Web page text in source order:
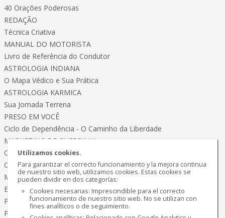
Utilizamos cookies.
Para garantizar el correcto funcionamiento y la mejora continua
de nuestro sitio web, utilizamos cookies. Estas cookies se
pueden dividir en dos categorías:
Cookies necesarias: Imprescindible para el correcto
funcionamiento de nuestro sitio web. No se utilizan con
fines analíticos o de seguimiento.
40 Orações Poderosas
REDAÇÃO
Técnica Criativa
MANUAL DO MOTORISTA
Livro de Referência do Condutor
ASTROLOGIA INDIANA
O Mapa Védico e Sua Prática
ASTROLOGIA KARMICA
Sua Jornada Terrena
PRESO EM VOCÊ
Ciclo de Dependência - O Caminho da Liberdade
MARKETING DE GUERRILHA
Os Negócios com Inteligência Artificial
O QUE FIZ PARA EMAGRECER
Meu Método Terapêutico
EMAGRECER é Chique!
Programação Física e Mental
PLANO de Emagrecimento